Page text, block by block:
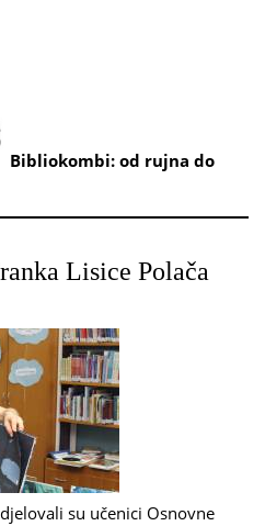
Bibliokombi: od rujna do
Lisice Polača
su učenici Osnovne